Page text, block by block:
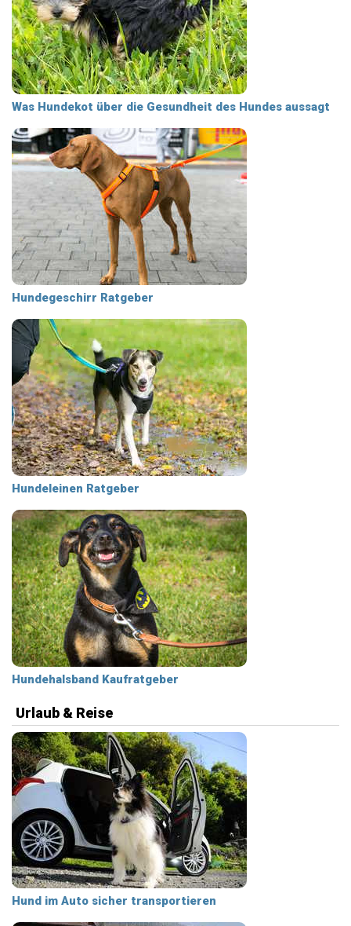
Was Hundekot über die Gesundheit des Hundes aussagt
Hundegeschirr Ratgeber
Hundeleinen Ratgeber
Hundehalsband Kaufratgeber
Urlaub & Reise
Hund im Auto sicher transportieren